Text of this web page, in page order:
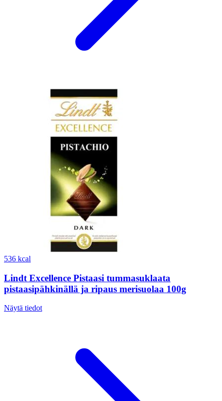
536 kcal
Lindt Excellence Pistaasi tummasuklaata
pistaasipähkinällä ja ripaus merisuolaa 100g
Näytä tiedot